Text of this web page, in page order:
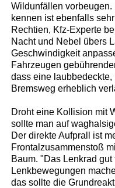
Wildunfällen vorbeugen.
kennen ist ebenfalls
Rechtien, Kfz-Experte
Nacht und Nebel übers
Geschwindigkeit
Fahrzeugen
dass eine
Bremsweg erheblich
Droht eine Kollision mit
sollte man auf
Der direkte Aufprall ist
Frontalzusammenstoß
Baum. "Das Lenkrad
Lenkbewegungen
das sollte die